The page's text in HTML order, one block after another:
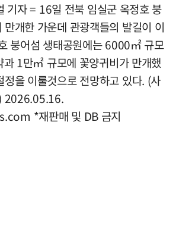
기자 = 16일 전북 임실군 옥정호 붕
만개한 가운데 관광객들의 발길이 이
붕어섬 생태공원에는 6000㎡ 규모
1만㎡ 규모에 꽃양귀비가 만개했
정을 이룰것으로 전망하고 있다. (사
2026.05.16.
*재판매 및 DB 금지